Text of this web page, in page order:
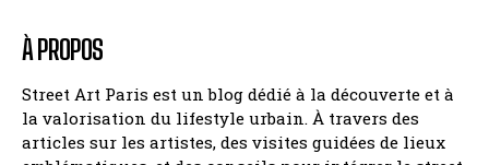
À PROPOS
Street Art Paris est un blog dédié à la découverte et à
la valorisation du lifestyle urbain. À travers des
articles sur les artistes, des visites guidées de lieux